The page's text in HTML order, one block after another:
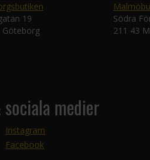
19
Göteborg
Södra
211 43
medier
Instagram
Facebook